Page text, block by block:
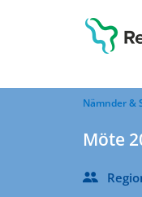
Nämnder &
Möte